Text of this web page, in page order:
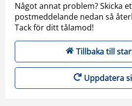
Något annat problem? Skicka
postmeddelande nedan så
Tack för ditt tålamod!
Tillbaka till
Uppdatera